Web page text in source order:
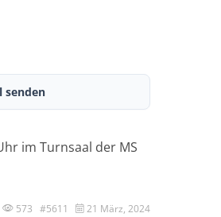
senden
im Turnsaal der MS
573 #5611 21 März, 2024